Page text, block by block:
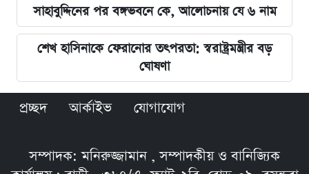
সাহাবুদ্দিনের পর বঙ্গভবনে কে, আলোচনায় যে ৬ নাম
শেখ হাসিনাকে ফেরানোর তৎপরতা: স্বরাষ্ট্রমন্ত্রীর বড়
ঘোষণা
প্রচ্ছদ আর্কাইভ যোগাযোগ
সম্পাদক: মনিরুজ্জামান , সম্পাদকীয় ও বানিজ্যিক